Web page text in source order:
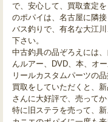
で、安心して、買取査定
のポパイは、名古屋に隣
バス釣りで、有名な大江
下さい。
中古釣具の品ぞろえには
んルアー、DVD、本、オ
リールカスタムパーツの
買取をしていただくと、
さんに大好評で、売って
特に旧ステラを売って、